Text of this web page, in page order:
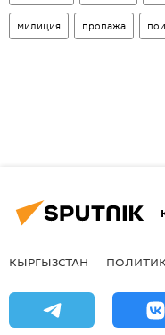
милиция пропажа
КЫРГЫЗСТАН